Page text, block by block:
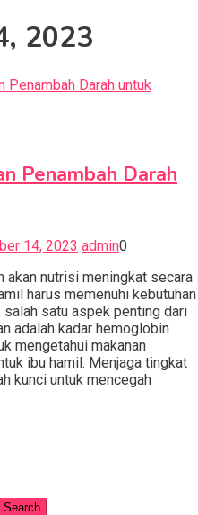
2023
Penambah Darah
14, 2023 admin0
akan nutrisi meningkat secara
harus memenuhi kebutuhan
satu aspek penting dari
adalah kadar hemoglobin
mengetahui makanan
ibu hamil. Menjaga tingkat
kunci untuk mencegah
Search